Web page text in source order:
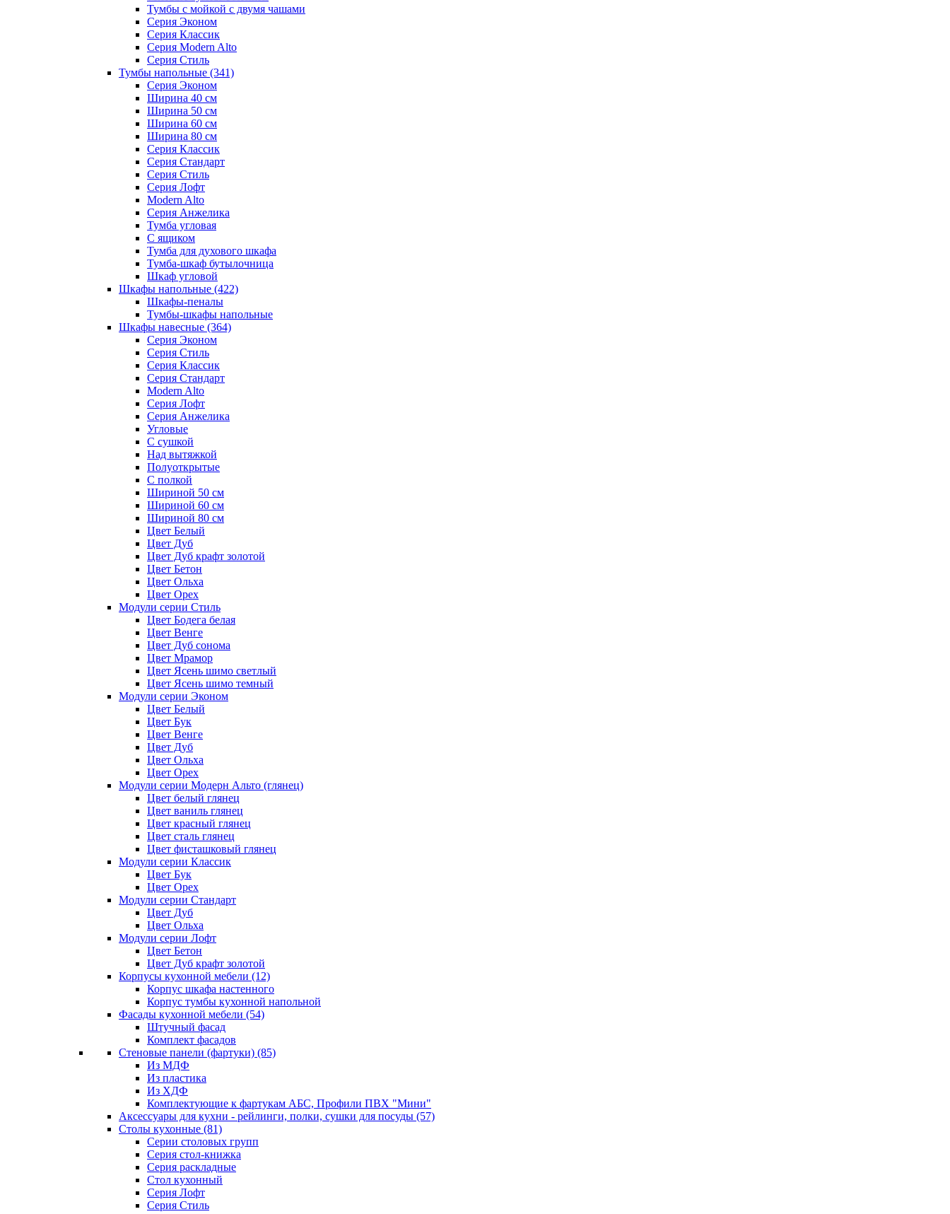
Тумбы с мойкой с двумя чашами
Серия Эконом
Серия Классик
Серия Modern Alto
Серия Стиль
Тумбы напольные (341)
Серия Эконом
Ширина 40 см
Ширина 50 см
Ширина 60 см
Ширина 80 см
Серия Классик
Серия Стандарт
Серия Стиль
Серия Лофт
Modern Alto
Серия Анжелика
Тумба угловая
С ящиком
Тумба для духового шкафа
Тумба-шкаф бутылочница
Шкаф угловой
Шкафы напольные (422)
Шкафы-пеналы
Тумбы-шкафы напольные
Шкафы навесные (364)
Серия Эконом
Серия Стиль
Серия Классик
Серия Стандарт
Modern Alto
Серия Лофт
Серия Анжелика
Угловые
С сушкой
Над вытяжкой
Полуоткрытые
С полкой
Шириной 50 см
Шириной 60 см
Шириной 80 см
Цвет Белый
Цвет Дуб
Цвет Дуб крафт золотой
Цвет Бетон
Цвет Ольха
Цвет Орех
Модули серии Стиль
Цвет Бодега белая
Цвет Венге
Цвет Дуб сонома
Цвет Мрамор
Цвет Ясень шимо светлый
Цвет Ясень шимо темный
Модули серии Эконом
Цвет Белый
Цвет Бук
Цвет Венге
Цвет Дуб
Цвет Ольха
Цвет Орех
Модули серии Модерн Альто (глянец)
Цвет белый глянец
Цвет ваниль глянец
Цвет красный глянец
Цвет сталь глянец
Цвет фисташковый глянец
Модули серии Классик
Цвет Бук
Цвет Орех
Модули серии Стандарт
Цвет Дуб
Цвет Ольха
Модули серии Лофт
Цвет Бетон
Цвет Дуб крафт золотой
Корпусы кухонной мебели (12)
Корпус шкафа настенного
Корпус тумбы кухонной напольной
Фасады кухонной мебели (54)
Штучный фасад
Комплект фасадов
Стеновые панели (фартуки) (85)
Из МДФ
Из пластика
Из ХДФ
Комплектующие к фартукам АБС, Профили ПВХ "Мини"
Аксессуары для кухни - рейлинги, полки, сушки для посуды (57)
Столы кухонные (81)
Серии столовых групп
Серия стол-книжка
Серия раскладные
Стол кухонный
Серия Лофт
Серия Стиль